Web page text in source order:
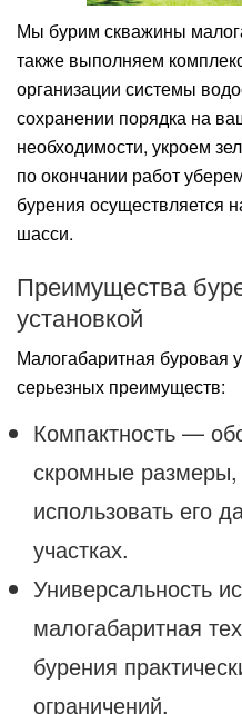
Мы бурим скважины
также выполняем
организации системы
сохранении порядка на
необходимости, укроем
по окончании работ
бурения осуществляется
шасси.
Преимущества
установкой
Малогабаритная буровая
серьезных преимуществ:
Компактность —
скромные размеры,
использовать его
участках.
Универсальность
малогабаритная
бурения
ограничений.